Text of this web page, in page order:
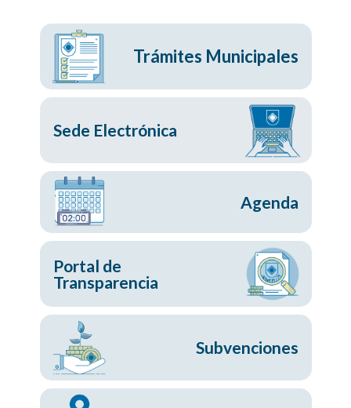
Trámites Municipales
Sede Electrónica
Agenda
Portal de
Transparencia
Subvenciones